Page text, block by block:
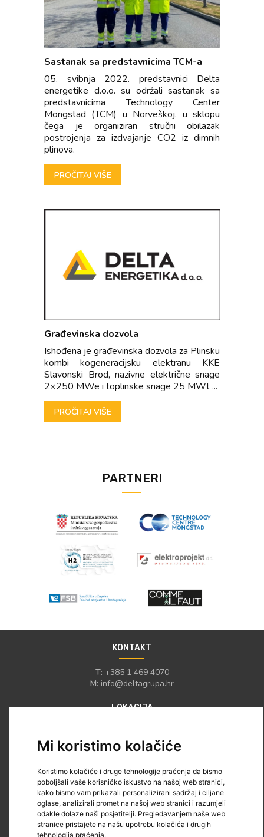
Mi koristimo kolačiće
Koristimo kolačiće i druge tehnologije praćenja da bismo
poboljšali vaše korisničko iskustvo na našoj web stranici,
kako bismo vam prikazali personalizirani sadržaj i ciljane
oglase, analizirali promet na našoj web stranici i razumjeli
odakle dolaze naši posjetitelji. Pregledavanjem naše web
stranice pristajete na našu upotrebu kolačića i drugih
tehnologija praćenja.
Sastanak sa predstavnicima TCM-a
05. svibnja 2022. predstavnici Delta
energetike d.o.o. su održali sastanak sa
predstavnicima Technology Center
Mongstad (TCM) u Norveškoj, u sklopu
čega je organiziran stručni obilazak
postrojenja za izdvajanje CO2 iz dimnih
plinova.
PROČITAJ VIŠE
Građevinska dozvola
Ishođena je građevinska dozvola za Plinsku
kombi kogeneracijsku elektranu KKE
Slavonski Brod, nazivne električne snage
2×250 MWe i toplinske snage 25 MWt ...
PROČITAJ VIŠE
PARTNERI
KONTAKT
T: +385 1 469 4070
M: info@deltagrupa.hr
LOKACIJA
HR-10000 Zagreb
Hrvatska
IZBORNIK
O nama
O projektu
Vijesti